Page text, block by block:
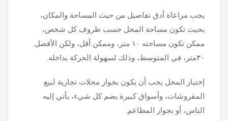
يجب مراعاة أدق تفاصيل من حيث المساحة والمكان،
بحيث تكون مساحة المحل حسب ظروف كل شخص،
ممكن تكون مساحته ١٠ متر، وممكن أقل، ولكن الأفضل
٣٠متر، في المتوسط، وذلك لسهولة الحركة بداخله.
إختيار المحل يجب أن يكون بجوار محلات تجارية لبيع
المفروشات، وأسواق كبيرة يضم كل شيء، يأتي إليه
الناس، أو بجوار المطاعم.